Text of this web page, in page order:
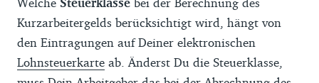
Kurzarbeitergelds berücksichtigt wird, hängt von
den Eintragungen auf Deiner elektronischen
Lohnsteuerkarte ab. Änderst Du die Steuerklasse,